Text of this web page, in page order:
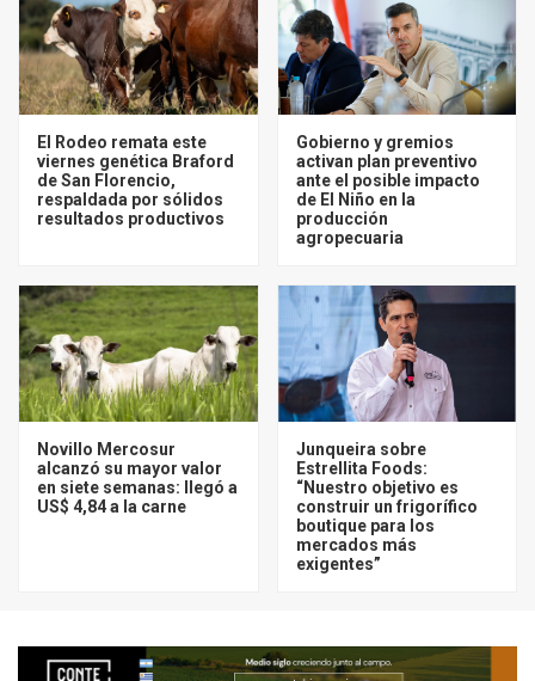
El Rodeo remata este
viernes genética Braford
de San Florencio,
respaldada por sólidos
resultados productivos
Gobierno y gremios
activan plan preventivo
ante el posible impacto
de El Niño en la
producción
agropecuaria
Novillo Mercosur
alcanzó su mayor valor
en siete semanas: llegó a
US$ 4,84 a la carne
Junqueira sobre
Estrellita Foods:
“Nuestro objetivo es
construir un frigorífico
boutique para los
mercados más
exigentes”